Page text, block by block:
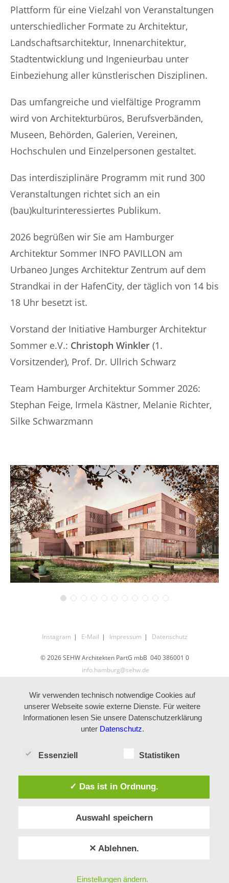
Plattform für eine Vielzahl von Veranstaltungen
unterschiedlicher Formate zu Architektur,
Landschaftsarchitektur, Innenarchitektur,
Stadtentwicklung und Ingenieurbau unter
Einbeziehung aller künstlerischen Disziplinen.
Das umfangreiche und vielfältige Programm
wird von Architekturbüros, Berufsverbänden,
Museen, Behörden, Galerien, Vereinen,
Hochschulen und Einzelpersonen gestaltet.
Das interdisziplinäre Programm mit rund 300
Veranstaltungen richtet sich an ein
(bau)kulturinteressiertes Publikum.
2026 begrüßen wir Sie am Hamburger
Architektur Sommer INFO PAVILLON am
Urbaneo Junges Architektur Zentrum auf dem
Strandkai in der HafenCity, der täglich von 14 bis
18 Uhr besetzt ist.
Vorstand der Initiative Hamburger Architektur
Sommer e.V.: Christoph Winkler (1.
Vorsitzender), Prof. Dr. Ullrich Schwarz
Team Hamburger Architektur Sommer 2026:
Stephan Feige, Irmela Kästner, Melanie Richter,
Silke Schwarzmann
Instagram E-Mail Impressum Datenschutz
© 2026 SEHW Architekten PartG mbB 040 386001 0
info.hamburg@sehw.de
Wir verwenden technisch notwendige Cookies auf
unserer Webseite sowie externe Dienste. Für weitere
Informationen lesen Sie unsere Datenschutzerklärung
unter Datenschutz.
Essenziell Statistiken
✓ Das ist in Ordnung.
Auswahl speichern
✕ Ablehnen.
Einstellungen ändern.